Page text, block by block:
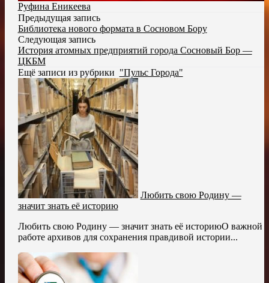
Руфина Еникеева
Предыдущая запись
Библиотека нового формата в Сосновом Бору
Следующая запись
История атомных предприятий города Сосновый Бор —
ЦКБМ
Ещё записи из рубрики "Пульс Города"
Любить свою Родину —
значит знать её историю
Любить свою Родину — значит знать её историюО важной
работе архивов для сохранения правдивой истории...